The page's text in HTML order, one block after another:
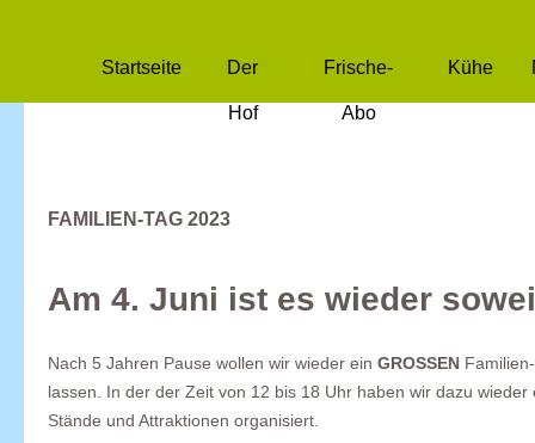
Startseite Der
Hof
Frische-
Abo
Kühe
FAMILIEN-TAG 2023
Am 4. Juni ist es wieder
Nach 5 Jahren Pause wollen wir wieder ein GROSSEN
lassen. In der der Zeit von 12 bis 18 Uhr haben wir dazu
Stände und Attraktionen organisiert.